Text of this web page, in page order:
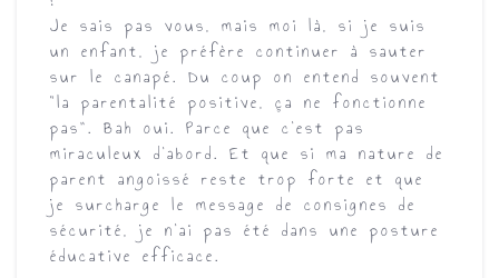
Je sais pas vous, mais moi là, si je suis
un enfant, je préfère continuer à sauter
sur le canapé. Du coup on entend souvent
“la parentalité positive, ça ne fonctionne
pas”. Bah oui. Parce que c’est pas
miraculeux d’abord. Et que si ma nature de
parent angoissé reste trop forte et que
je surcharge le message de consignes de
sécurité, je n’ai pas été dans une posture
éducative efficace.